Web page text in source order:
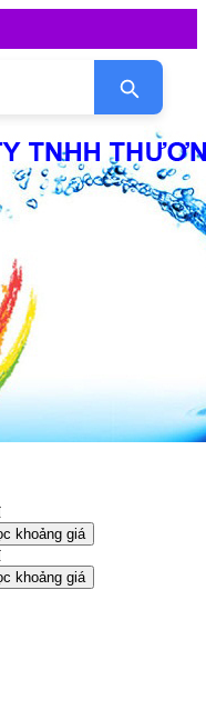
khoảng giá
khoảng giá